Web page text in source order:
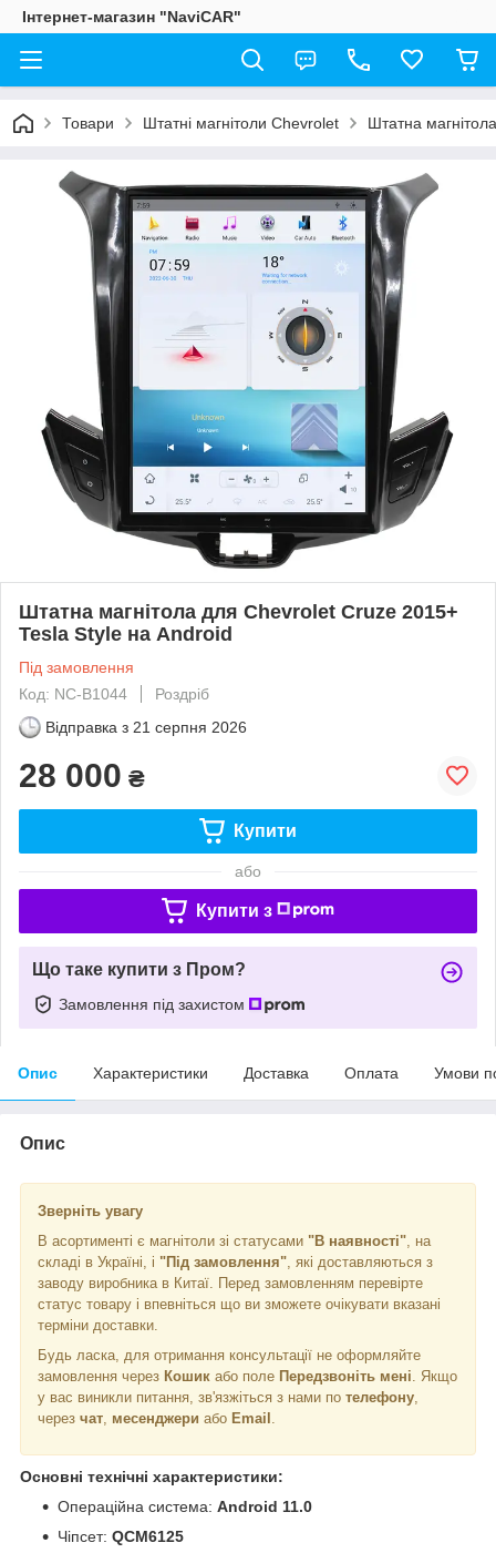
Інтернет-магазин "NaviCAR"
Товари Штатні магнітоли Chevrolet Штатна
Штатна магнітола для Chevrolet Cruze 2015+
Tesla Style на Android
Під замовлення
Код: NC-B1044
Роздріб
Відправка з 21 серпня 2026
28 000 ₴
Купити
або
Купити з
Що таке купити з Пром?
Замовлення під захистом
Опис Характеристики Доставка Оплата Умови
Опис
Зверніть увагу
В асортименті є магнітоли зі статусами "В наявності" , на
складі в Україні, і "Під замовлення" , які доставляються з
заводу виробника в Китаї. Перед замовленням перевірте
статус товару і впевніться що ви зможете очікувати вказані
терміни доставки.
Будь ласка, для отримання консультації не оформляйте
замовлення через Кошик або поле Передзвоніть мені . Якщо
у вас виникли питання, зв'язжіться з нами по телефону
через чат месенджери або Email
Основні технічні характеристики:
Операційна система: Android 11.0
Чіпсет: QCM6125